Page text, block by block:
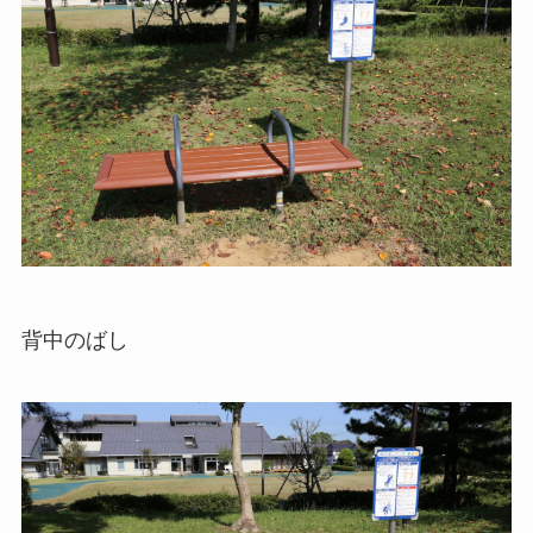
背中のばし